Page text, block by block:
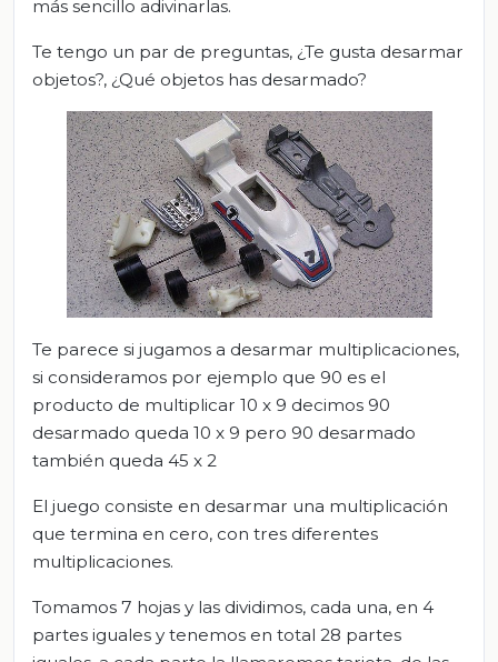
más sencillo adivinarlas.
Te tengo un par de preguntas, ¿Te gusta desarmar
objetos?, ¿Qué objetos has desarmado?
Te parece si jugamos a desarmar multiplicaciones,
si consideramos por ejemplo que 90 es el
producto de multiplicar 10 x 9 decimos 90
desarmado queda 10 x 9 pero 90 desarmado
también queda 45 x 2
El juego consiste en desarmar una multiplicación
que termina en cero, con tres diferentes
multiplicaciones.
Tomamos 7 hojas y las dividimos, cada una, en 4
partes iguales y tenemos en total 28 partes